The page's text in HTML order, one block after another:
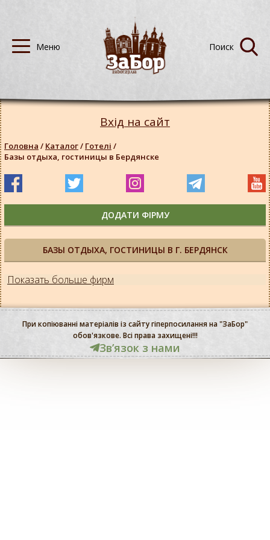
БАЗЫ ОТДЫХА, ГОСТИНИЦЫ В Г. БЕРДЯНСК
Показать больше фирм
Вхід на сайт
Головна / Каталог/ Готелі /
Базы отдыха, гостиницы в Бердянске
ДОДАТИ ФІРМУ
При копіюванні матеріалів із сайту гіперпосилання на "ЗаБор"
обов'язкове. Всі права захищені!!!
Звʼязок з нами